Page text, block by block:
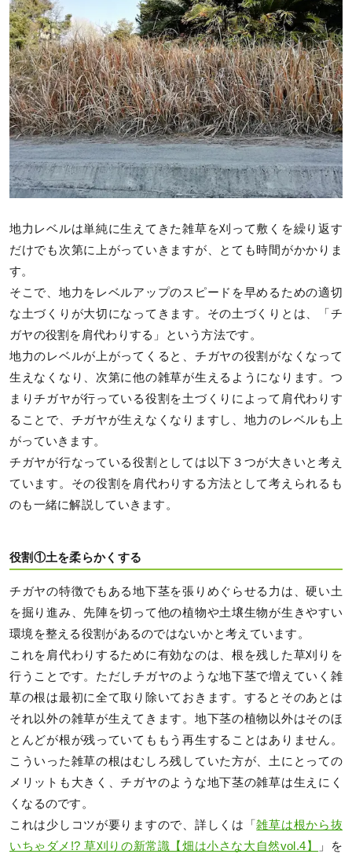
地力レベルは単純に生えてきた雑草を刈って敷くを繰り返す
だけでも次第に上がっていきますが、とても時間がかかりま
す。
そこで、地力をレベルアップのスピードを早めるための適切
な土づくりが大切になってきます。その土づくりとは、「チ
ガヤの役割を肩代わりする」という方法です。
地力のレベルが上がってくると、チガヤの役割がなくなって
生えなくなり、次第に他の雑草が生えるようになります。つ
まりチガヤが行っている役割を土づくりによって肩代わりす
ることで、チガヤが生えなくなりますし、地力のレベルも上
がっていきます。
チガヤが行なっている役割としては以下３つが大きいと考え
ています。その役割を肩代わりする方法として考えられるも
のも一緒に解説していきます。
役割①土を柔らかくする
チガヤの特徴でもある地下茎を張りめぐらせる力は、硬い土
を掘り進み、先陣を切って他の植物や土壌生物が生きやすい
環境を整える役割があるのではないかと考えています。
これを肩代わりするために有効なのは、根を残した草刈りを
行うことです。ただしチガヤのような地下茎で増えていく雑
草の根は最初に全て取り除いておきます。するとそのあとは
それ以外の雑草が生えてきます。地下茎の植物以外はそのほ
とんどが根が残っていてももう再生することはありません。
こういった雑草の根はむしろ残していた方が、土にとっての
メリットも大きく、チガヤのような地下茎の雑草は生えにく
くなるのです。
これは少しコツが要りますので、詳しくは「雑草は根から抜
いちゃダメ!? 草刈りの新常識【畑は小さな大自然vol.4】
」を